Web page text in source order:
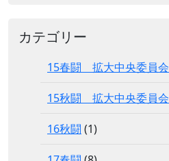
カテゴリー
15春闘 拡大中央委員会
15秋闘 拡大中央委員会
16秋闘 (1)